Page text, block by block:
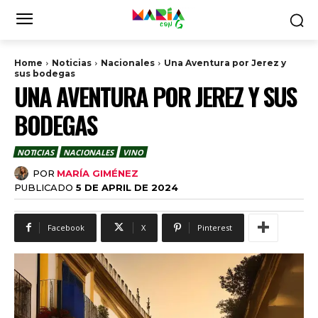
Home Noticias Nacionales
Una Aventura por Jerez y
sus bodegas
UNA AVENTURA POR JEREZ Y SUS
BODEGAS
NOTICIAS NACIONALES VINO
POR MARÍA GIMÉNEZ
PUBLICADO 5 DE APRIL DE 2024
Facebook X Pinterest